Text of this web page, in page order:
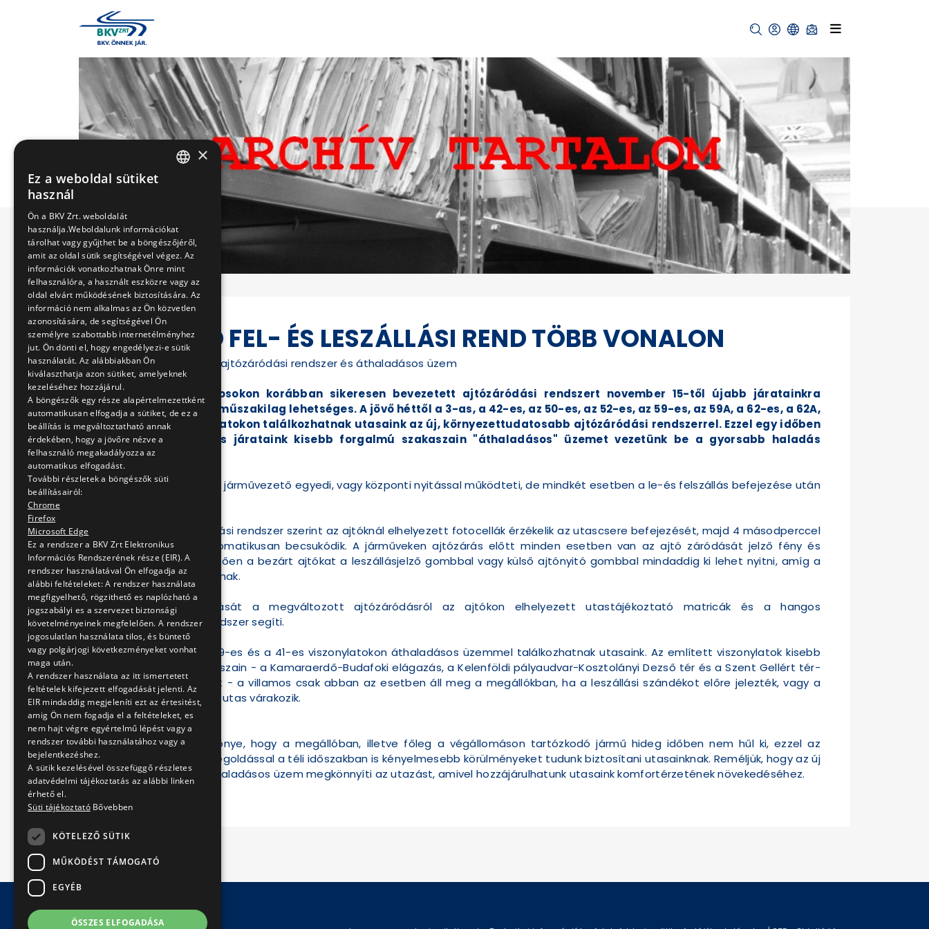
VÁLTOZÓ FEL- ÉS LESZÁLLÁSI REND TÖBB VONALON
Jövő héttől korszerű ajtózáródási rendszer és áthaladásos üzem
A Combino villamosokon korábban sikeresen bevezetett ajtózáródási rendszert november 15-től újabb járatainkra
terjesztjük ki, ahol műszakilag lehetséges. A jövő héttől a 3-as, a 42-es, az 50-es, az 52-es, az 59-es, az 59A, a 62-es, a 62A,
és a 69-es viszonylatokon találkozhatnak utasaink az új, környezettudatosabb ajtózáródási rendszerrel. Ezzel egy időben
a 19-es és a 41-es járataink kisebb forgalmú szakaszain "áthaladásos" üzemet vezetünk be a gyorsabb haladás
érdekében.
Jelenleg az ajtókat a járművezető egyedi, vagy központi nyitással működteti, de mindkét esetben a le-és felszállás befejezése után
A korszerűbb ajtózárási rendszer szerint az ajtóknál elhelyezett fotocellák érzékelik az utascsere befejezését, majd 4 másodperccel
később az ajtó automatikusan becsukódik. A járműveken ajtózárás előtt minden esetben van az ajtó záródását jelző fény és
hangjelzés. Ezt követően a bezárt ajtókat a leszállásjelző gombbal vagy külső ajtónyitó gombbal mindaddig ki lehet nyitni, amíg a
jelzőgombok világítanak.
Utasaink tájékozódását a megváltozott ajtózáródásról az ajtókon elhelyezett utastájékoztató matricák és a hangos
utastájékozatási rendszer segíti.
Ezzel egy időben a 19-es és a 41-es viszonylatokon áthaladásos üzemmel találkozhatnak utasaink. Az említett viszonylatok kisebb
forgalmú vonalszakaszain - a Kamaraerdő-Budafoki elágazás, a Kelenföldi pályaudvar-Kosztolányi Dezső tér és a Szent Gellért tér-
Batthyány tér között - a villamos csak abban az esetben áll meg a megállókban, ha a leszállási szándékot előre jelezték, vagy a
megállóban felszálló utas várakozik.
Mindkét rendszer előnye, hogy a megállóban, illetve főleg a végállomáson tartózkodó jármű hideg időben nem hűl ki, ezzel az
energiatakarékos megoldással a téli időszakban is kényelmesebb körülményeket tudunk biztosítani utasainknak. Reméljük, hogy az új
ajtófunkció és az áthaladásos üzem megkönnyíti az utazást, amivel hozzájárulhatunk utasaink komfortérzetének növekedéséhez.
×
Ez a weboldal sütiket
használ
Ön a BKV Zrt. weboldalát
használja.Weboldalunk információkat
tárolhat vagy gyűjthet be a böngészőjéről,
amit az oldal sütik segítségével végez. Az
információk vonatkozhatnak Önre mint
felhasználóra, a használt eszközre vagy az
oldal elvárt működésének biztosítására. Az
információ nem alkalmas az Ön közvetlen
azonosítására, de segítségével Ön
személyre szabottabb internetélményhez
jut. Ön dönti el, hogy engedélyezi-e sütik
használatát. Az alábbiakban Ön
kiválaszthatja azon sütiket, amelyeknek
kezeléséhez hozzájárul.
A böngészők egy része alapértelmezettként
automatikusan elfogadja a sütiket, de ez a
beállítás is megváltoztatható annak
érdekében, hogy a jövőre nézve a
felhasználó megakadályozza az
automatikus elfogadást.
További részletek a böngészők süti
beállításairól:
Chrome
Firefox
Microsoft Edge
Ez a rendszer a BKV Zrt Elektronikus
Információs Rendszerének része (EIR). A
rendszer használatával Ön elfogadja az
alábbi feltételeket: A rendszer használata
megfigyelhető, rögzithető es naplózható a
jogszabályi es a szervezet biztonsági
követelményeinek megfelelően. A rendszer
jogosulatlan használata tilos, és büntető
vagy polgárjogi következményeket vonhat
maga után.
A rendszer használata az itt ismertetett
feltételek kifejezett elfogadását jelenti. Az
EIR mindaddig megjeleníti ezt az értesitést,
amig Ön nem fogadja el a feltételeket, es
nem hajt végre egyértelmű lépést vagy a
rendszer további használatához vagy a
bejelentkezéshez.
A sütik kezelésével összefüggő részletes
adatvédelmi tájékoztatás az alábbi linken
érhető el.
Süti tájékoztató Bővebben
KÖTELEZŐ SÜTIK
MŰKÖDÉST TÁMOGATÓ
EGYÉB
ÖSSZES ELFOGADÁSA